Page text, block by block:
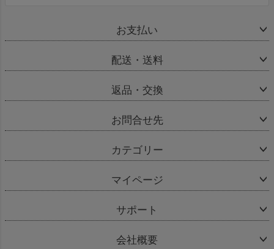
お支払い
配送・送料
返品・交換
お問合せ先
カテゴリー
マイページ
サポート
会社概要